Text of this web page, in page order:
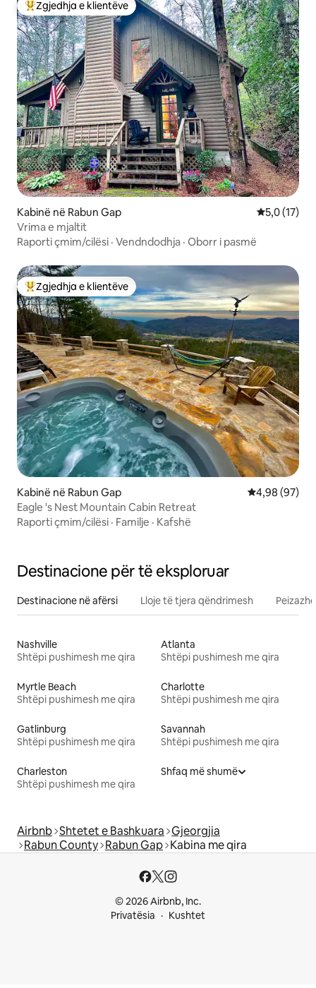
Më të mirat e zgjedhjeve të klientëve
Zgjedhja e klientëve
Kabinë në Rabun Gap Vlerësimi
5,0 (17)
Vrima e mjaltit
Raporti çmim/cilësi · Vendndodhja · Oborr i pasmë
Më të mirat e zgjedhjeve të klientëve
Zgjedhja e klientëve
Kabinë në Rabun Gap Vlerësimi
4,98 (97)
Eagle 's Nest Mountain Cabin Retreat
Raporti çmim/cilësi · Familje · Kafshë
Destinacione për të eksploruar
Destinacione në afërsi Lloje të tjera qëndrimesh
Nashville
Shtëpi pushimesh me qira
Atlanta
Shtëpi pushimesh me qira
Myrtle Beach
Shtëpi pushimesh me qira
Charlotte
Shtëpi pushimesh me qira
Gatlinburg
Shtëpi pushimesh me qira
Savannah
Shtëpi pushimesh me qira
Charleston
Shtëpi pushimesh me qira
Shfaq më shumë
Airbnb Shtetet e Bashkuara Gjeorgjia
Rabun County Rabun Gap Kabina me qira
© 2026 Airbnb, Inc.
Privatësia
Kushtet